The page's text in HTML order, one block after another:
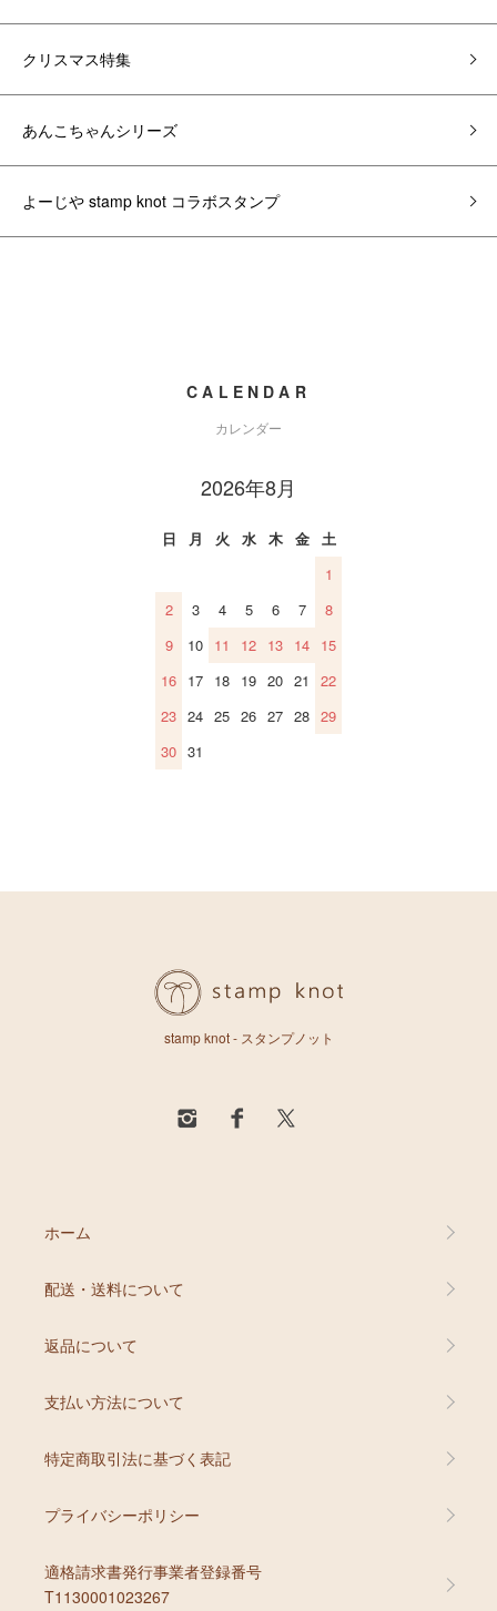
クリスマス特集
あんこちゃんシリーズ
よーじや stamp knot コラボスタンプ
CALENDAR
カレンダー
2026年8月
日 月 火 水 木 金
土
1
2
3 4 5 6 7
8
9
10 11 12 13 14 15
16 17 18 19 20 21
22
23 24 25 26 27 28 29
30 31
stamp knot - スタンプノット
ホーム
配送・送料について
返品について
支払い方法について
特定商取引法に基づく表記
プライバシーポリシー
適格請求書発行事業者登録番号
T1130001023267